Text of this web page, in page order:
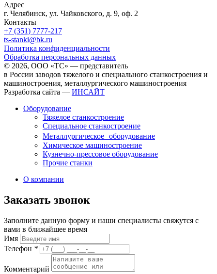
Адрес
г. Челябинск, ул. Чайковского, д. 9, оф. 2
Контакты
+7 (351) 7777-217
ts-stanki@bk.ru
Политика конфиденциальности
Обработка персональных данных
© 2026, ООО «ТС» — представитель
в России заводов тяжелого и специального станкостроения и
машиностроения, металлургического машиностроения
Разработка сайта — ИНСАЙТ
Оборудование
Тяжелое станкостроение
Специальное станкостроение
Металлургическое оборудование
Химическое машиностроение
Кузнечно-прессовое оборудование
Прочие станки
О компании
Заказать звонок
Заполните данную форму и наши специалисты свяжутся с
вами в ближайшее время
Имя
Телефон *
Комментарий